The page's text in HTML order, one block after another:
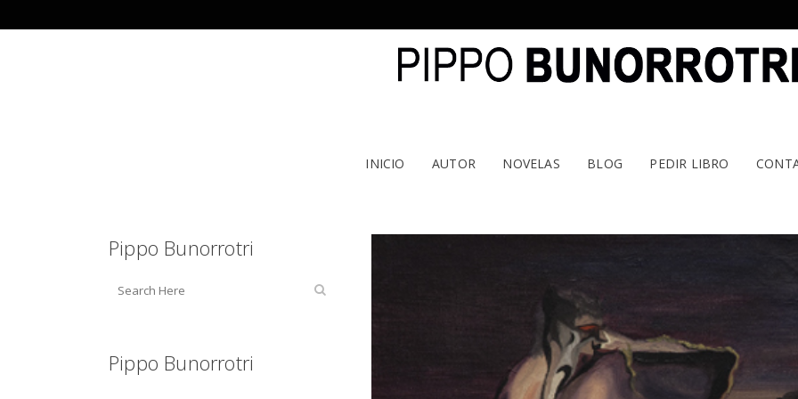
INICIO AUTOR NOVELAS BLOG PEDIR LIBRO
Pippo Bunorrotri
Pippo Bunorrotri